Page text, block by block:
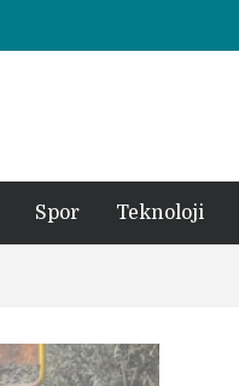
Rize’de otizmli öğrencilerin eğitim gördüğü ahşap hobi atölyesine çarpan araç hasara neden oldu
Spor Teknoloji